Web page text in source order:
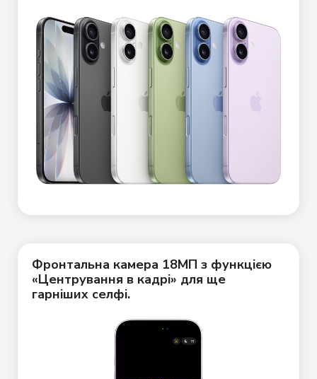
Фронтальна камера 18МП з функцією
«Центрування в кадрі» для ще
гарніших селфі.